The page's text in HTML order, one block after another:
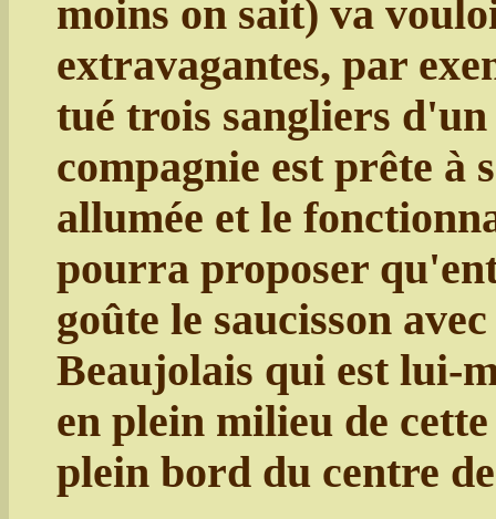
moins on sait) va
extravagantes, par
tué trois sangliers
compagnie est prête à
allumée et le
pourra proposer
goûte le saucisson
Beaujolais qui est lui-
en plein milieu de
plein bord du centre